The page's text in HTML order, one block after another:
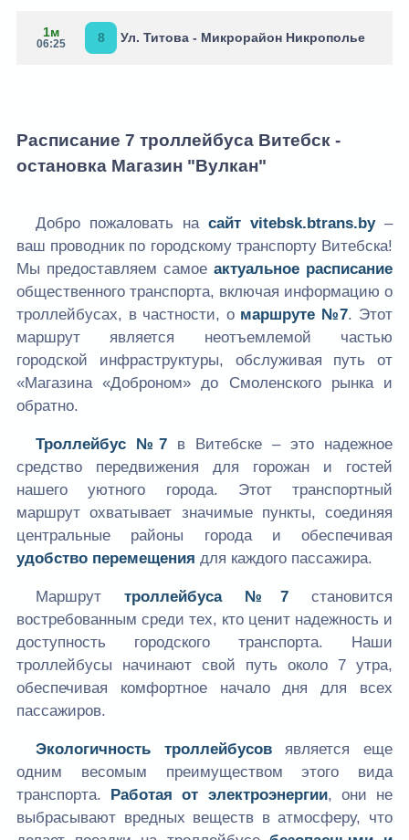
1м
06:25 8 Ул. Титова - Микрорайон Никрополье
Расписание 7 троллейбуса Витебск -
остановка Магазин "Вулкан"
Добро пожаловать насайтvitebsk.btrans.by–
ваш проводник по городскому транспорту Витебска!
Мы предоставляем самое актуальное расписание
общественного транспорта, включая информацию о
троллейбусах, в частности, о маршруте №7. Этот
маршрут является неотъемлемой частью
городской инфраструктуры, обслуживая путь от
«Магазина «Доброном» до Смоленского рынка и
обратно.
Троллейбус №7 в Витебске – это надежное
средство передвижения для горожан и гостей
нашего уютного города. Этот транспортный
маршрут охватывает значимые пункты, соединяя
центральные районы города и обеспечивая
удобство перемещения для каждого пассажира.
Маршруттроллейбуса №7 становится
востребованным среди тех, кто ценит надежность и
доступность городского транспорта. Наши
троллейбусы начинают свой путь около 7 утра,
обеспечивая комфортное начало дня для всех
пассажиров.
Экологичность троллейбусовявляется еще
одним весомым преимуществом этого вида
транспорта. Работая от электроэнергии, они не
выбрасывают вредных веществ в атмосферу, что